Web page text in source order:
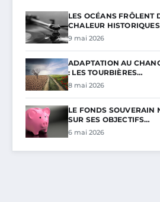
LES OCÉANS FRÔLENT
CHALEUR
9 mai 2026
ADAPTATION AU
: LES TOURBIÈRES…
8 mai 2026
LE FONDS SOUVERAIN
SUR SES OBJECTIFS…
6 mai 2026